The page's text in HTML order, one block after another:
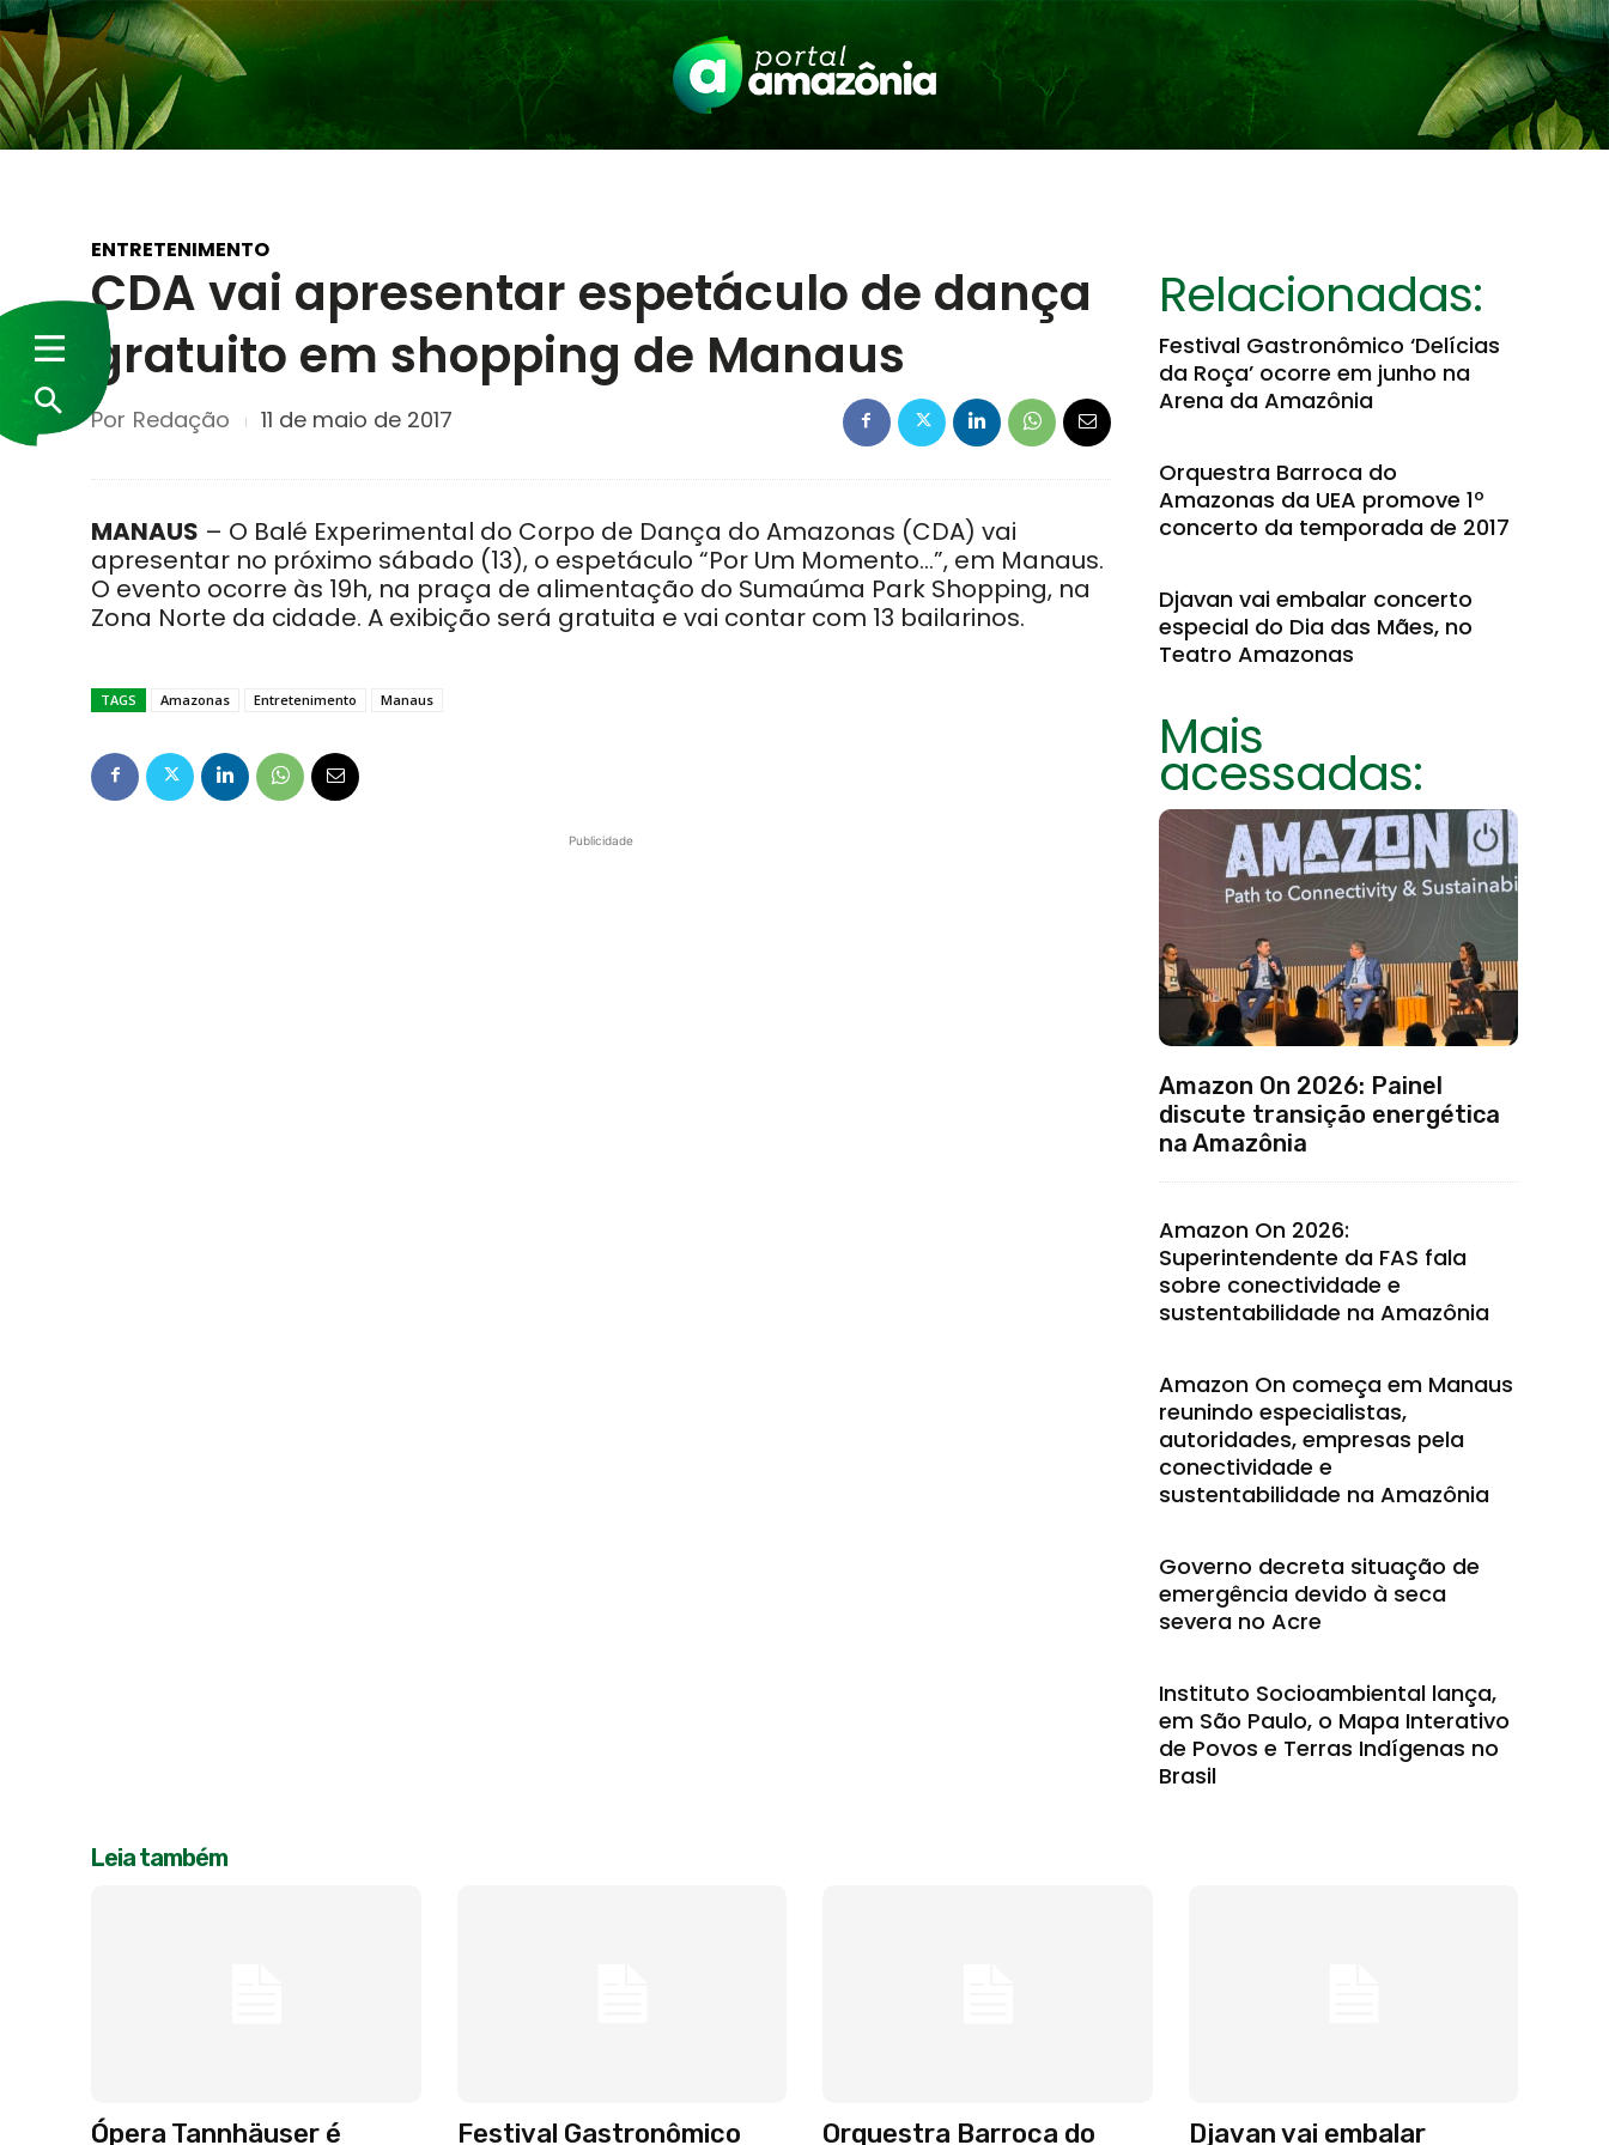
ENTRETENIMENTO
CDA vai apresentar espetáculo de dança
gratuito em shopping de Manaus
Por Redação 11 de maio de 2017
MANAUS – O Balé Experimental do Corpo de Dança do Amazonas (CDA) vai
apresentar no próximo sábado (13), o espetáculo “Por Um Momento…”, em Manaus.
O evento ocorre às 19h, na praça de alimentação do Sumaúma Park Shopping, na
Zona Norte da cidade. A exibição será gratuita e vai contar com 13 bailarinos.
TAGS Amazonas Entretenimento Manaus
Publicidade
Relacionadas:
Festival Gastronômico ‘Delícias
da Roça’ ocorre em junho na
Arena da Amazônia
Orquestra Barroca do
Amazonas da UEA promove 1º
concerto da temporada de 2017
Djavan vai embalar concerto
especial do Dia das Mães, no
Teatro Amazonas
Mais
acessadas:
Amazon On 2026: Painel
discute transição energética
na Amazônia
Amazon On 2026:
Superintendente da FAS fala
sobre conectividade e
sustentabilidade na Amazônia
Amazon On começa em Manaus
reunindo especialistas,
autoridades, empresas pela
conectividade e
sustentabilidade na Amazônia
Governo decreta situação de
emergência devido à seca
severa no Acre
Instituto Socioambiental lança,
em São Paulo, o Mapa Interativo
de Povos e Terras Indígenas no
Brasil
Leia também
Ópera Tannhäuser é Festival Gastronômico Orquestra Barroca do Djavan vai embalar